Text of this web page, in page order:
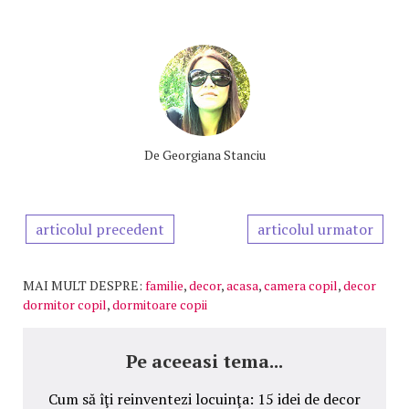
De Georgiana Stanciu
articolul precedent articolul urmator
MAI MULT DESPRE: familie,decor,acasa,camera copil,decor
dormitor copil,dormitoare copii
Pe aceeasi tema...
Cum să îţi reinventezi locuinţa: 15 idei de decor